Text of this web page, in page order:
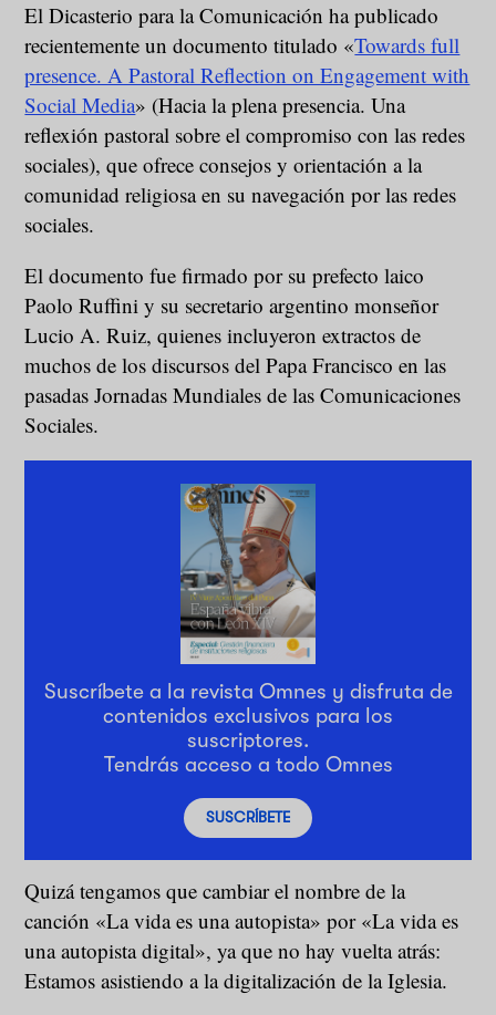
El Dicasterio para la Comunicación ha publicado
recientemente un documento titulado «Towards full
presence. A Pastoral Reflection on Engagement with
Social Media» (Hacia la plena presencia. Una
reflexión pastoral sobre el compromiso con las redes
sociales), que ofrece consejos y orientación a la
comunidad religiosa en su navegación por las redes
sociales.
El documento fue firmado por su prefecto laico
Paolo Ruffini y su secretario argentino monseñor
Lucio A. Ruiz, quienes incluyeron extractos de
muchos de los discursos del Papa Francisco en las
pasadas Jornadas Mundiales de las Comunicaciones
Sociales.
Suscríbete a la revista Omnes y disfruta de
contenidos exclusivos para los
suscriptores.
Tendrás acceso a todo Omnes
SUSCRÍBETE
Quizá tengamos que cambiar el nombre de la
canción «La vida es una autopista» por «La vida es
una autopista digital», ya que no hay vuelta atrás:
Estamos asistiendo a la digitalización de la Iglesia.